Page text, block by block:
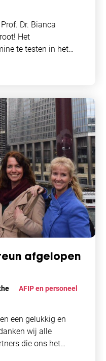
Dr. Bianca
Het
te testen in het
na een openhart
afgelopen
AFIP en personeel
een gelukkig en
wij alle
die ons het
en in het